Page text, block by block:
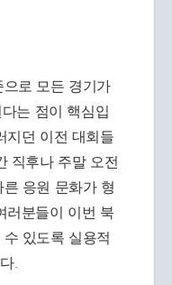
로 모든 경기가
는 점이 핵심입
지던 이전 대회들
직후나 주말 오전
응원 문화가 형
러분들이 이번 북
있도록 실용적
.